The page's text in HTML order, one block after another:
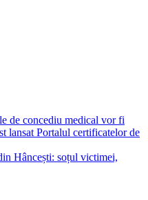
de concediu medical vor fi
lansat Portalul certificatelor de
Hâncești: soțul victimei,